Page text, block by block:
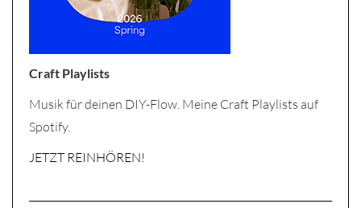
Craft Playlists
Musik für deinen DIY-Flow. Meine Craft Playlists auf
Spotify.
JETZT REINHÖREN!